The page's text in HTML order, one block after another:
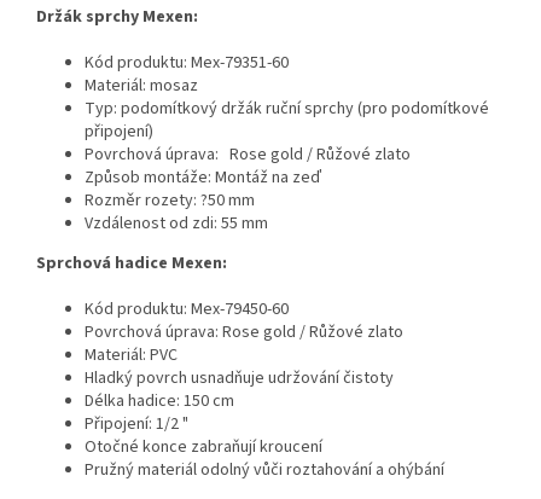
Držák sprchy Mexen:
Kód produktu: Mex-79351-60
Materiál: mosaz
Typ: podomítkový držák ruční sprchy (pro podomítkové
připojení)
Povrchová úprava: Rose gold / Růžové zlato
Způsob montáže: Montáž na zeď
Rozměr rozety: ?50 mm
Vzdálenost od zdi: 55 mm
Sprchová hadice Mexen:
Kód produktu: Mex-79450-60
Povrchová úprava: Rose gold / Růžové zlato
Materiál: PVC
Hladký povrch usnadňuje udržování čistoty
Délka hadice: 150 cm
Připojení: 1/2 "
Otočné konce zabraňují kroucení
Pružný materiál odolný vůči roztahování a ohýbání